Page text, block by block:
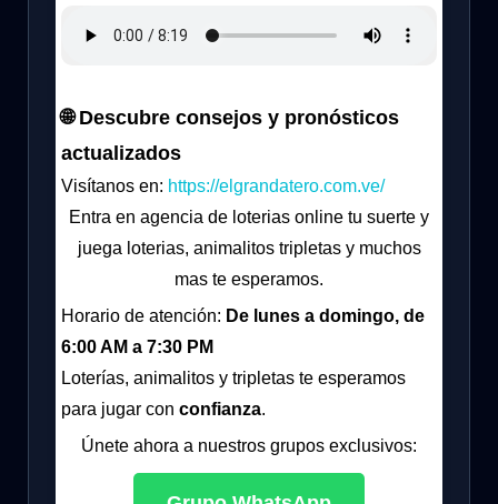
🌐 Descubre consejos y pronósticos
actualizados
Visítanos en: https://elgrandatero.com.ve/
Entra en agencia de loterias online tu suerte y
juega loterias, animalitos tripletas y muchos
mas te esperamos.
Horario de atención: De lunes a domingo, de
6:00 AM a 7:30 PM
Loterías, animalitos y tripletas te esperamos
para jugar con confianza.
Únete ahora a nuestros grupos exclusivos: